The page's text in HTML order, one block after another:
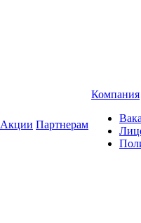
Акции Партнерам
Компания